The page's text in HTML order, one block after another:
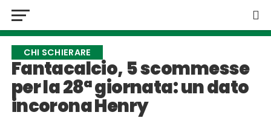
CHI SCHIERARE
Fantacalcio, 5 scommesse
per la 28ª giornata: un dato
incorona Henry